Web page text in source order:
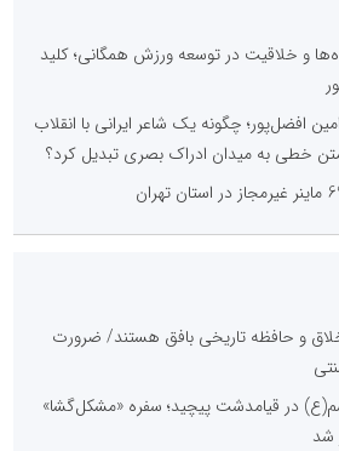
و خلاقیت در توسعه ورزش همگانی؛ کلید
افضل‌پور؛ چگونه یک شاعر ایرانی با انقلاب
خطی به میدان ادراک بصری تبدیل کرد؟
و حافظه تاریخی بافق هستند/ ضرورت
در قیامدشت پیچید؛ سفره «مشکل‌گشا»
شد